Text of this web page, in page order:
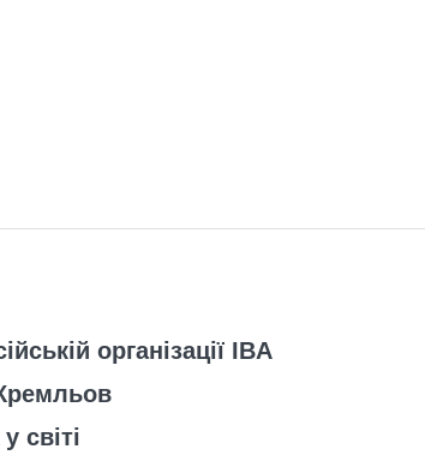
організації IBA
світі